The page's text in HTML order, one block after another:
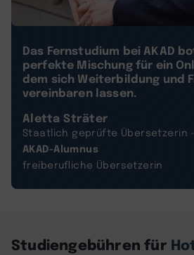
Das Fernstudium bei AKAD
perfekte Mischung für ein
dem sich Weiterbildung und
vereinbaren lassen.
Aletta Sträter
Staatlich geprüfte Übersetzerin
AKAD-Alumnus
freiberufliche Übersetzerin
Studiengebühren für